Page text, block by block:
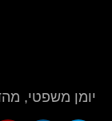
יומן משפטי, מהדורה 4,